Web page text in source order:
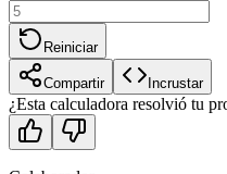
Reiniciar
Compartir Incrustar
¿Esta calculadora resolvió tu